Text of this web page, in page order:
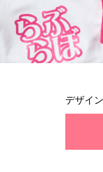
デザイ